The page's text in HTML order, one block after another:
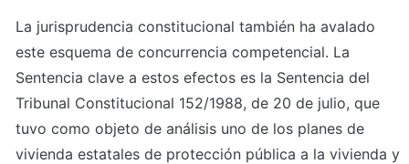
La jurisprudencia constitucional también ha avalado
este esquema de concurrencia competencial. La
Sentencia clave a estos efectos es la Sentencia del
Tribunal Constitucional 152/1988, de 20 de julio, que
tuvo como objeto de análisis uno de los planes de
vivienda estatales de protección pública a la vivienda y